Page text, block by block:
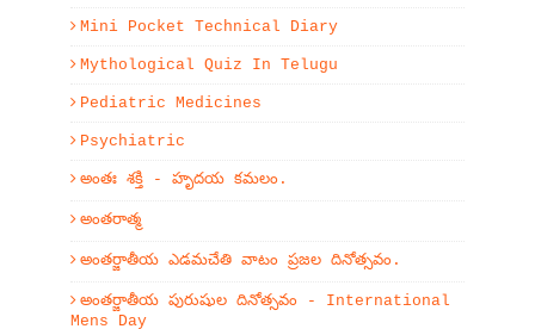
Mini Pocket Technical Diary
Mythological Quiz In Telugu
Pediatric Medicines
Psychiatric
అంతః శక్తి - హృదయ కమలం.
అంతరాత్మ
అంతర్జాతీయ ఎడమచేతి వాటం ప్రజల దినోత్సవం.
అంతర్జాతీయ పురుషుల దినోత్సవం - International
Mens Day